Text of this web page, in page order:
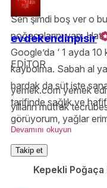
Sen şimdi boş ver o
poğaçalarını yap.
Google’da ‘ 1 ayda 10
kaybolma. Sabah al
bardak da süt işte
tarifinde sağlık ve
görüyorum, yağlar
evdekendinpisir
EDİTOR
yemek.com yemek
yılların mutfak
ölçüyü, tekniği ve püf
hazırlıyorum.
Devamını okuyun
Takip et
Kepekli